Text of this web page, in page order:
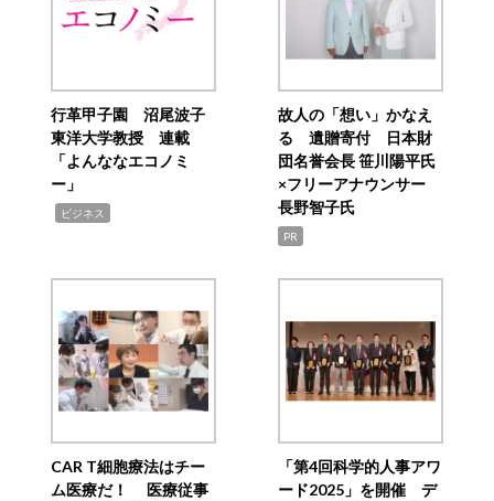
行革甲子園 沼尾波子
東洋大学教授 連載
「よんななエコノミ
ー」
ビジネス
故人の「想い」かなえ
る 遺贈寄付 日本財
団名誉会長 笹川陽平氏
×フリーアナウンサー
長野智子氏
PR
CAR T細胞療法はチー
ム医療だ！ 医療従事
「第4回科学的人事アワ
ード2025」を開催 デ